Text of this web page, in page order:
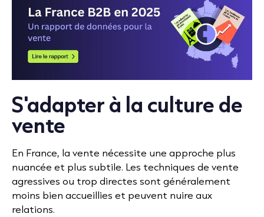
S'adapter à la culture de
vente
En France, la vente nécessite une approche plus
nuancée et plus subtile. Les techniques de vente
agressives ou trop directes sont généralement
moins bien accueillies et peuvent nuire aux
relations.